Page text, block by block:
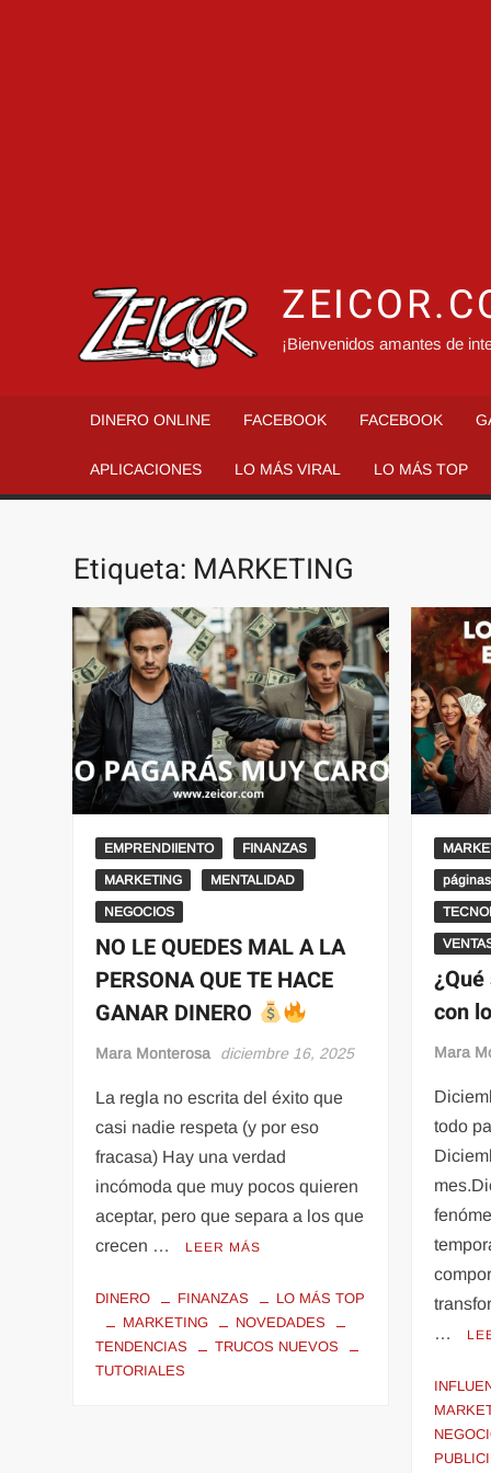
¡Bienvenidos amantes de
DINERO ONLINE FACEBOOK FACEBOOK
APLICACIONES LO MÁS VIRAL LO MÁS TOP
Etiqueta: MARKETING
EMPRENDIIENTO FINANZAS
MARKETING MENTALIDAD
NEGOCIOS
NO LE QUEDES MAL A LA
PERSONA QUE TE HACE
GANAR DINERO
Mara Monterosa diciembre 16, 2025
La regla no escrita del éxito que
casi nadie respeta (y por eso
fracasa) Hay una verdad
incómoda que muy pocos quieren
aceptar, pero que separa a los que
crecen …
LEER MÁS
DINERO FINANZAS
LO MÁS TOP
MARKETING
NOVEDADES
TENDENCIAS
TRUCOS NUEVOS
TUTORIALES
páginas
con
Mara
todo
…